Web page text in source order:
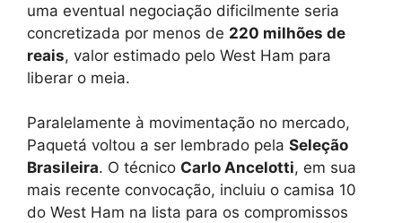
uma eventual negociação dificilmente seria
concretizada por menos de 220 milhões de
reais, valor estimado pelo West Ham para
liberar o meia.
Paralelamente à movimentação no mercado,
Paquetá voltou a ser lembrado pela Seleção
Brasileira. O técnico Carlo Ancelotti, em sua
mais recente convocação, incluiu o camisa 10
do West Ham na lista para os compromissos